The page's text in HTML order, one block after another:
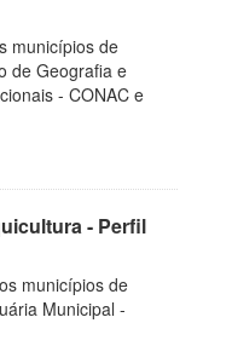
municípios de
de Geografia e
- CONAC e
- Perfil
municípios de
Municipal -